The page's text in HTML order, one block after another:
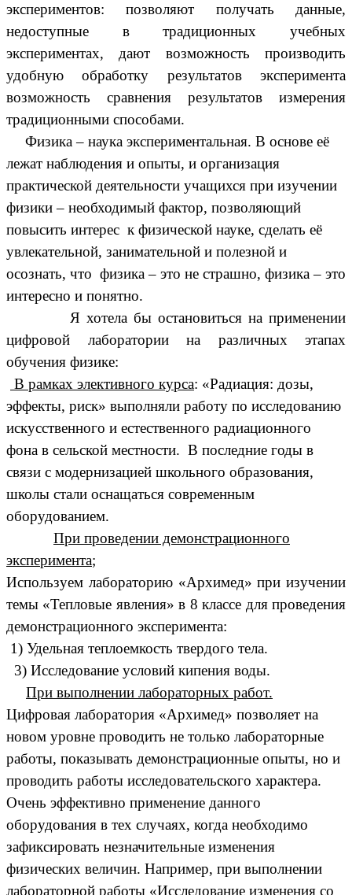
экспериментов: позволяют получать данные,
недоступные в традиционных учебных
экспериментах, дают возможность производить
удобную обработку результатов эксперимента
возможность сравнения результатов измерения
традиционными способами.
Физика – наука экспериментальная. В основе её
лежат наблюдения и опыты, и организация
практической деятельности учащихся при изучении
физики – необходимый фактор, позволяющий
повысить интерес к физической науке, сделать её
увлекательной, занимательной и полезной и
осознать, что физика – это не страшно, физика – это
интересно и понятно.
Я хотела бы остановиться на применении
цифровой лаборатории на различных этапах
обучения физике:
В рамках элективного курса: «Радиация: дозы,
эффекты, риск» выполняли работу по исследованию
искусственного и естественного радиационного
фона в сельской местности. В последние годы в
связи с модернизацией школьного образования,
школы стали оснащаться современным
оборудованием.
При проведении демонстрационного
эксперимента;
Используем лабораторию «Архимед» при изучении
темы «Тепловые явления» в 8 классе для проведения
демонстрационного эксперимента:
1) Удельная теплоемкость твердого тела.
3) Исследование условий кипения воды.
При выполнении лабораторных работ.
Цифровая лаборатория «Архимед» позволяет на
новом уровне проводить не только лабораторные
работы, показывать демонстрационные опыты, но и
проводить работы исследовательского характера.
Очень эффективно применение данного
оборудования в тех случаях, когда необходимо
зафиксировать незначительные изменения
физических величин. Например, при выполнении
лабораторной работы «Исследование изменения со